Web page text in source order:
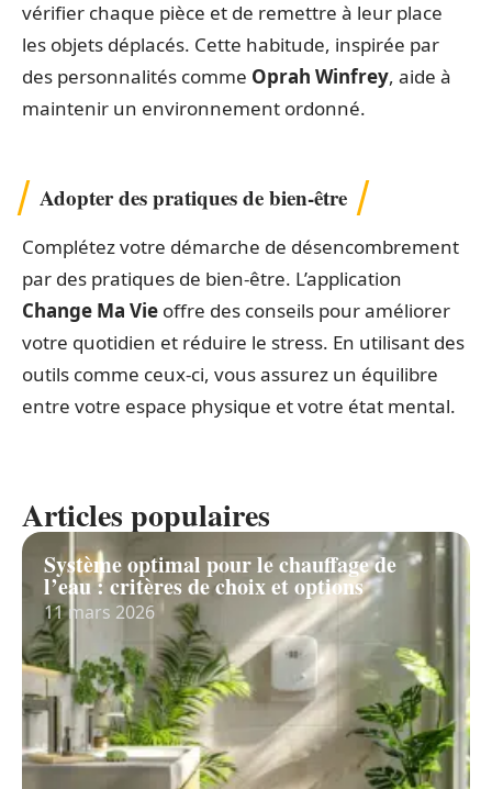
eteBay . Ces sites offrent une visibilité importante
pour vos articles et permettent de leur donner une
seconde vie.
Daphné Moreau recommande d’instaurer des
rituels de rangement hebdomadaires. Chaque
dimanche, par exemple, prenez le temps de
vérifier chaque pièce et de remettre à leur place
les objets déplacés. Cette habitude, inspirée par
des personnalités commeOprah Winfrey, aide à
maintenir un environnement ordonné.
Complétez votre démarche de désencombrement
par des pratiques de bien-être. L’application
Change Ma Vie offre des conseils pour améliorer
votre quotidien et réduire le stress. En utilisant des
outils comme ceux-ci, vous assurez un équilibre
entre votre espace physique et votre état mental.